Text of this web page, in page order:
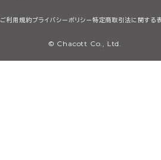
ご利用規約プライバシーポリシー 特定商取引法に関する
© Chacott Co., Ltd.